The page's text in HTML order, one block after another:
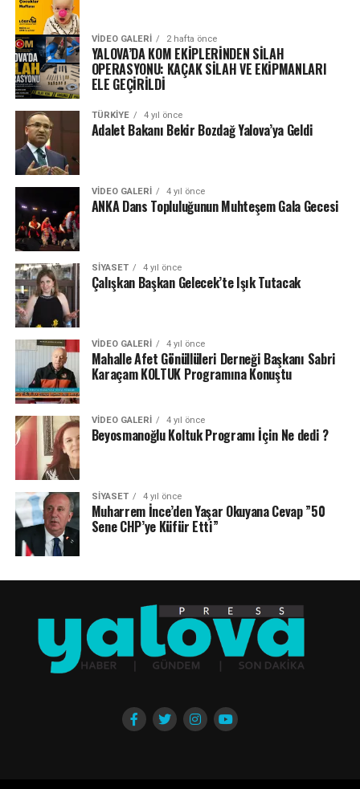
VIDEO GALERI 2 hafta önce
YALOVA’DA KOM EKİPLERİNDEN SİLAH
OPERASYONU: KAÇAK SİLAH VE EKİPMANLARI
ELE GEÇİRİLDİ
TÜRKIYE 4 yıl önce
Adalet Bakanı Bekir Bozdağ Yalova’ya Geldi
VIDEO GALERI 4 yıl önce
ANKA Dans Topluluğunun Muhteşem Gala Gecesi
SIYASET 4 yıl önce
Çalışkan Başkan Gelecek’te Işık Tutacak
VIDEO GALERI 4 yıl önce
Mahalle Afet Gönüllüleri Derneği Başkanı Sabri
Karaçam KOLTUK Programına Konuştu
VIDEO GALERI 4 yıl önce
Beyosmanoğlu Koltuk Programı İçin Ne dedi ?
SIYASET 4 yıl önce
Muharrem İnce’den Yaşar Okuyana Cevap ”50
Sene CHP’ye Küfür Etti”